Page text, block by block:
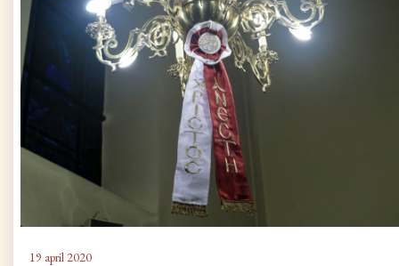
19 april 2020